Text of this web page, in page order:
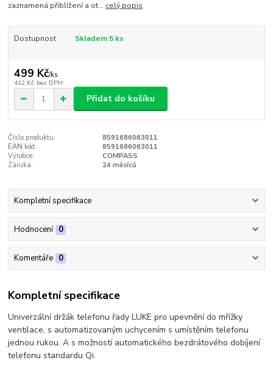
zaznamená přiblížení a ot... celý popis
Dostupnost Skladem 5 ks
499 Kč/ks
412 Kč bez DPH
Přidat do košíku
Číslo produktu:
8591686063011
EAN kód:
8591686063011
Výrobce:
COMPASS
Záruka:
24 měsíců
Kompletní specifikace
Hodnocení 0
Komentáře 0
Kompletní specifikace
Univerzální držák telefonu řady LUKE pro upevnění do mřížky
ventilace, s automatizovaným uchycením s umístěním telefonu
jednou rukou. A s možností automatického bezdrátového dobíjení
telefonu standardu Qi.